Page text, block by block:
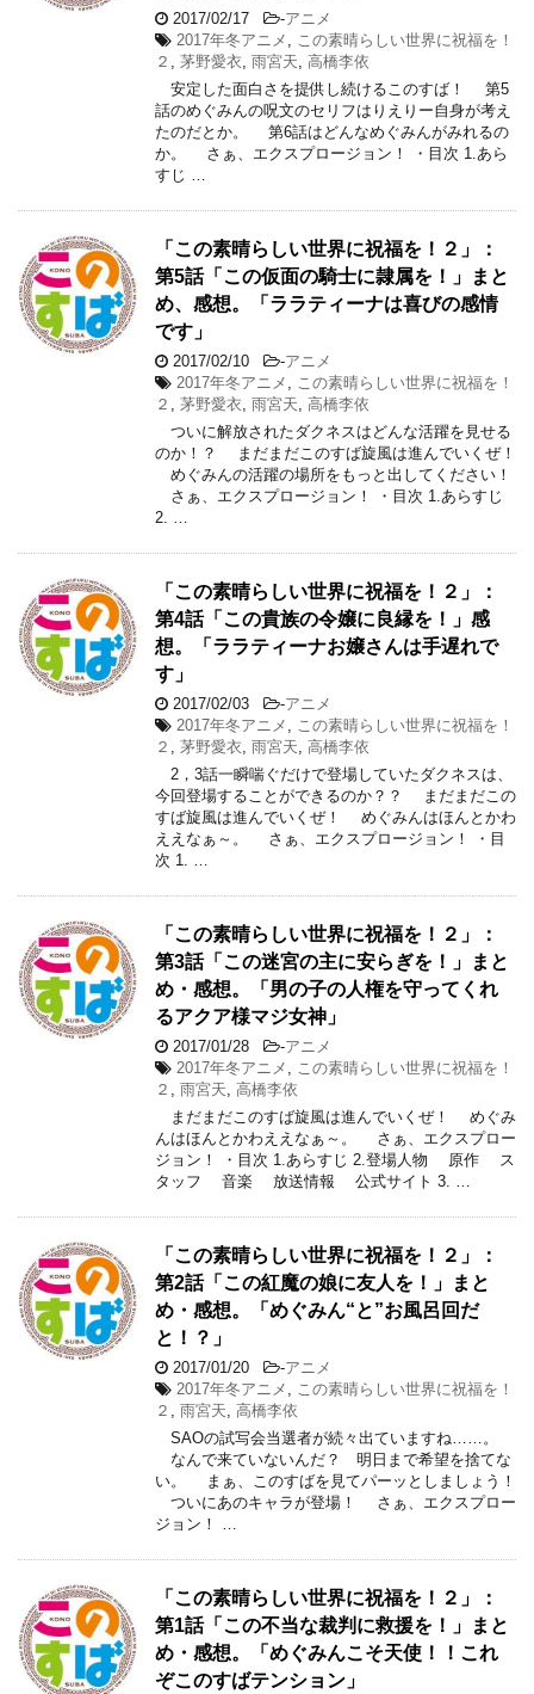
2017/02/17 -アニメ
2017年冬アニメ
この素晴らしい世界に祝福を！
２
茅野愛衣 雨宮天 高橋李依
安定した面白さを提供し続けるこのすば！ 第5
話のめぐみんの呪文のセリフはりえりー自身が考え
たのだとか。 第6話はどんなめぐみんがみれるの
か。 さぁ、エクスプロージョン！ ・目次 1.あら
すじ …
「この素晴らしい世界に祝福を！２」：
第5話「この仮面の騎士に隷属を！」まと
め、感想。「ララティーナは喜びの感情
です」
2017/02/10 -アニメ
2017年冬アニメ
この素晴らしい世界に祝福を！
２
茅野愛衣 雨宮天 高橋李依
ついに解放されたダクネスはどんな活躍を見せる
のか！？ まだまだこのすば旋風は進んでいくぜ！
めぐみんの活躍の場所をもっと出してください！
さぁ、エクスプロージョン！ ・目次 1.あらすじ
2. …
「この素晴らしい世界に祝福を！２」：
第4話「この貴族の令嬢に良縁を！」感
想。「ララティーナお嬢さんは手遅れで
す」
2017/02/03 -アニメ
2017年冬アニメ
この素晴らしい世界に祝福を！
２
茅野愛衣 雨宮天 高橋李依
2，3話一瞬喘ぐだけで登場していたダクネスは、
今回登場することができるのか？？ まだまだこの
すば旋風は進んでいくぜ！ めぐみんはほんとかわ
ええなぁ～。 さぁ、エクスプロージョン！ ・目
次 1. …
「この素晴らしい世界に祝福を！２」：
第3話「この迷宮の主に安らぎを！」まと
め・感想。「男の子の人権を守ってくれ
るアクア様マジ女神」
2017/01/28 -アニメ
2017年冬アニメ
この素晴らしい世界に祝福を！
２
雨宮天 高橋李依
まだまだこのすば旋風は進んでいくぜ！ めぐみ
んはほんとかわええなぁ～。 さぁ、エクスプロー
ジョン！ ・目次 1.あらすじ 2.登場人物 原作 ス
タッフ 音楽 放送情報 公式サイト 3. …
「この素晴らしい世界に祝福を！２」：
第2話「この紅魔の娘に友人を！」まと
め・感想。「めぐみん“と”お風呂回だ
と！？」
2017/01/20 -アニメ
2017年冬アニメ
この素晴らしい世界に祝福を！
２
雨宮天 高橋李依
SAOの試写会当選者が続々出ていますね……。
なんで来ていないんだ？ 明日まで希望を捨てな
い。 まぁ、このすばを見てパーッとしましょう！
ついにあのキャラが登場！ さぁ、エクスプロー
ジョン！ …
「この素晴らしい世界に祝福を！２」：
第1話「この不当な裁判に救援を！」まと
め・感想。「めぐみんこそ天使！！これ
ぞこのすばテンション」